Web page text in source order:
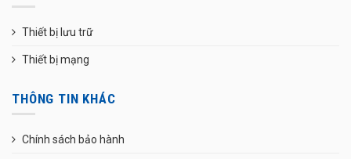
Thiết bị lưu trữ
Thiết bị mạng
THÔNG TIN KHÁC
Chính sách bảo hành